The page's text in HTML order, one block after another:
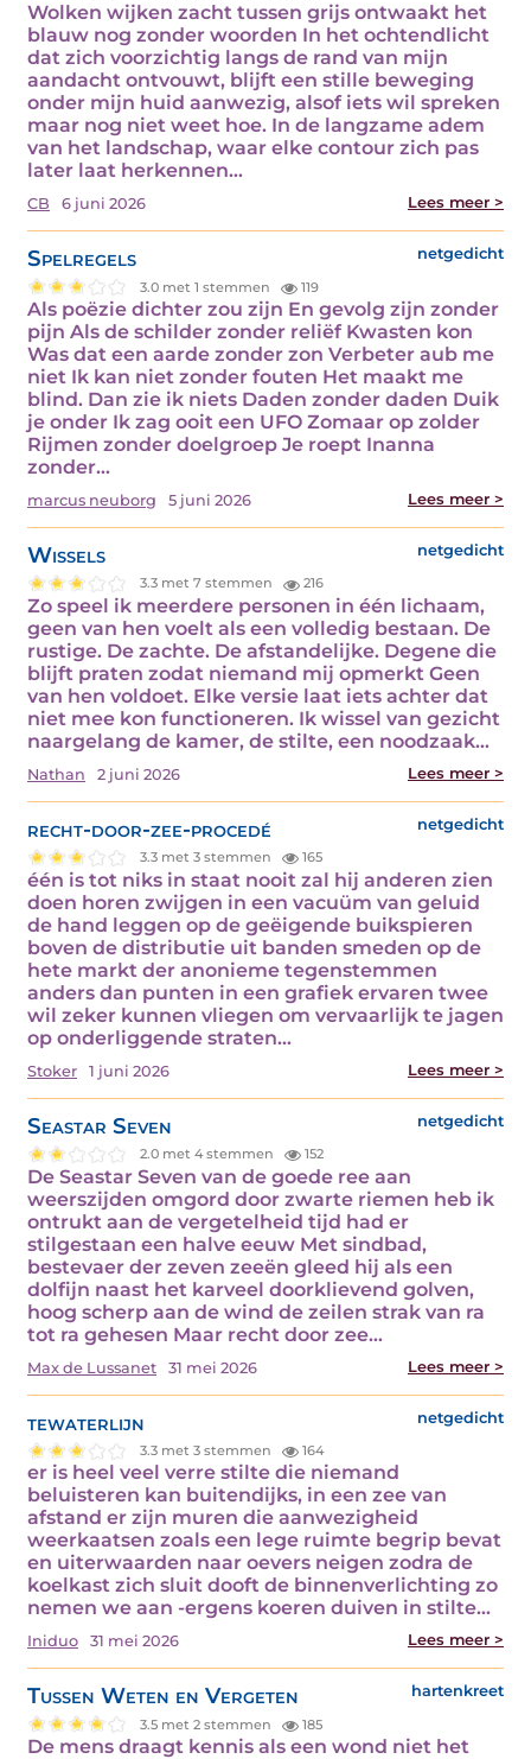
Wolken wijken zacht tussen grijs ontwaakt het
blauw nog zonder woorden In het ochtendlicht
dat zich voorzichtig langs de rand van mijn
aandacht ontvouwt, blijft een stille beweging
onder mijn huid aanwezig, alsof iets wil spreken
maar nog niet weet hoe. In de langzame adem
van het landschap, waar elke contour zich pas
later laat herkennen…
CB 6 juni 2026 Lees meer >
Spelregels netgedicht
3.0 met 1 stemmen 119
Als poëzie dichter zou zijn En gevolg zijn zonder
pijn Als de schilder zonder reliëf Kwasten kon
Was dat een aarde zonder zon Verbeter aub me
niet Ik kan niet zonder fouten Het maakt me
blind. Dan zie ik niets Daden zonder daden Duik
je onder Ik zag ooit een UFO Zomaar op zolder
Rijmen zonder doelgroep Je roept Inanna
zonder…
marcus neuborg 5 juni 2026 Lees meer >
Wissels netgedicht
3.3 met 7 stemmen 216
Zo speel ik meerdere personen in één lichaam,
geen van hen voelt als een volledig bestaan. De
rustige. De zachte. De afstandelijke. Degene die
blijft praten zodat niemand mij opmerkt Geen
van hen voldoet. Elke versie laat iets achter dat
niet mee kon functioneren. Ik wissel van gezicht
naargelang de kamer, de stilte, een noodzaak…
Nathan 2 juni 2026 Lees meer >
recht-door-zee-procedé netgedicht
3.3 met 3 stemmen 165
één is tot niks in staat nooit zal hij anderen zien
doen horen zwijgen in een vacuüm van geluid
de hand leggen op de geëigende buikspieren
boven de distributie uit banden smeden op de
hete markt der anonieme tegenstemmen
anders dan punten in een grafiek ervaren twee
wil zeker kunnen vliegen om vervaarlijk te jagen
op onderliggende straten…
Stoker 1 juni 2026 Lees meer >
Seastar Seven netgedicht
2.0 met 4 stemmen 152
De Seastar Seven van de goede ree aan
weerszijden omgord door zwarte riemen heb ik
ontrukt aan de vergetelheid tijd had er
stilgestaan een halve eeuw Met sindbad,
bestevaer der zeven zeeën gleed hij als een
dolfijn naast het karveel doorklievend golven,
hoog scherp aan de wind de zeilen strak van ra
tot ra gehesen Maar recht door zee…
Max de Lussanet 31 mei 2026 Lees meer >
tewaterlijn netgedicht
3.3 met 3 stemmen 164
er is heel veel verre stilte die niemand
beluisteren kan buitendijks, in een zee van
afstand er zijn muren die aanwezigheid
weerkaatsen zoals een lege ruimte begrip bevat
en uiterwaarden naar oevers neigen zodra de
koelkast zich sluit dooft de binnenverlichting zo
nemen we aan -ergens koeren duiven in stilte…
Iniduo 31 mei 2026 Lees meer >
Tussen Weten en Vergeten hartenkreet
3.5 met 2 stemmen 185
De mens draagt kennis als een wond niet het